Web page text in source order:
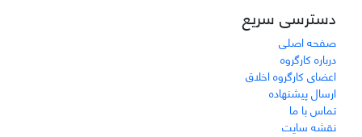
دسترسی سریع
صفحه اصلی
درباره کارگروه
اعضای کارگروه اخلاق
ارسال پیشنهاده
تماس با ما
نقشه سایت